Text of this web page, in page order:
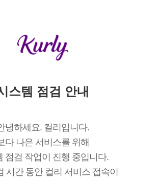
스템 점검 안내
녕하세요. 컬리입니다.
다 나은 서비스를 위해
점검 작업이 진행 중입니다.
시간 동안 컬리 서비스 접속이